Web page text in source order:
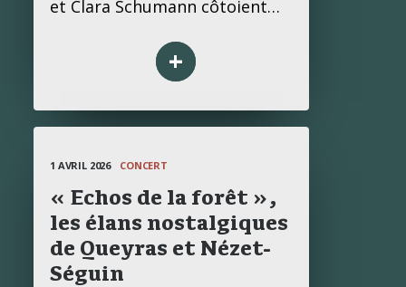
et Clara Schumann côtoient…
+
1 AVRIL 2026 CONCERT
« Echos de la forêt »,
les élans nostalgiques
de Queyras et Nézet-
Séguin